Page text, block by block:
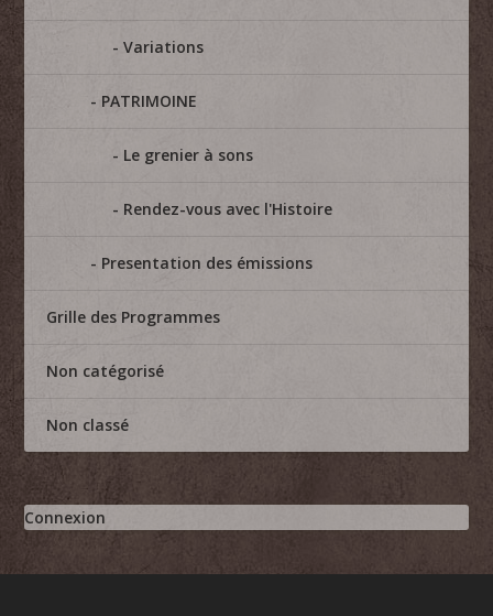
Variations
PATRIMOINE
Le grenier à sons
Rendez-vous avec l'Histoire
Presentation des émissions
Grille des Programmes
Non catégorisé
Non classé
Connexion